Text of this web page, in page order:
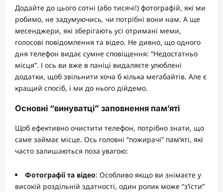
Додайте до цього сотні (або тисячі!) фотографій, які ми
робимо, не задумуючись, чи потрібні вони нам. А ще
месенджери, які зберігають усі отримані меми,
голосові повідомлення та відео. Не дивно, що одного
дня телефон видає сумне сповіщення: “Недостатньо
місця”. І ось ви вже в паніці видаляєте улюблені
додатки, щоб звільнити хоча б кілька мегабайтів. Але є
кращий спосіб, і ми до нього дійдемо.
Основні “винуватці” заповнення пам’яті
Щоб ефективно очистити телефон, потрібно знати, що
саме займає місце. Ось головні “пожирачі” пам’яті, які
часто залишаються поза увагою:
Фотографії та відео: Особливо якщо ви знімаєте у
високій роздільній здатності, один ролик може “з’їсти”